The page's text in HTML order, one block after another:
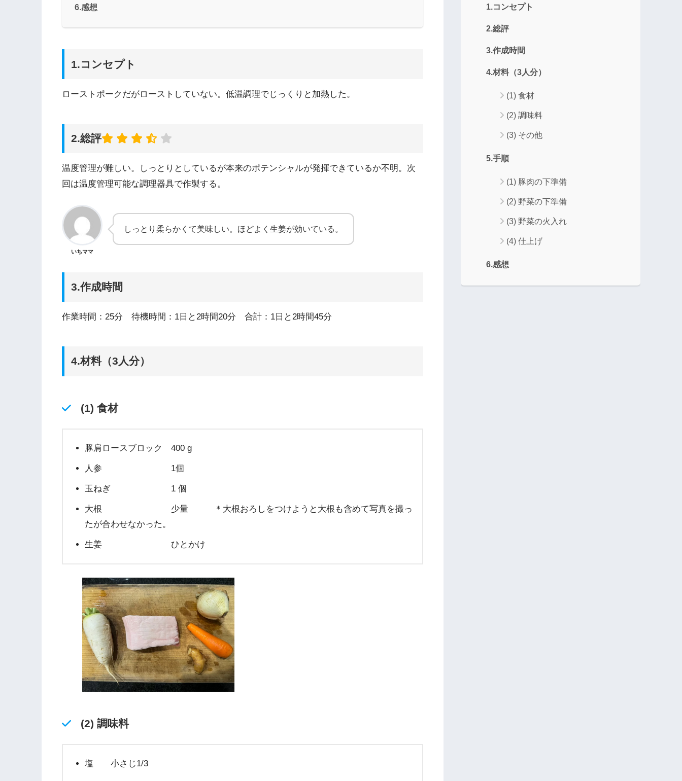
6.感想
1.コンセプト
ローストポークだがローストしていない。低温調理でじっくりと加熱した。
2.総評
温度管理が難しい。しっとりとしているが本来のポテンシャルが発揮できているか不明。次
回は温度管理可能な調理器具で作製する。
いちママ
しっとり柔らかくて美味しい。ほどよく生姜が効いている。
3.作成時間
作業時間：25分 待機時間：1日と2時間20分 合計：1日と2時間45分
4.材料（3人分）
(1) 食材
豚肩ロースブロック 400 g
人参 1個
玉ねぎ 1 個
大根 少量 ＊大根おろしをつけようと大根も含めて写真を撮っ
たが合わせなかった。
生姜 ひとかけ
(2) 調味料
塩 小さじ1/3
1.コンセプト
2.総評
3.作成時間
4.材料（3人分）
(1) 食材
(2) 調味料
(3) その他
5.手順
(1) 豚肉の下準備
(2) 野菜の下準備
(3) 野菜の火入れ
(4) 仕上げ
6.感想